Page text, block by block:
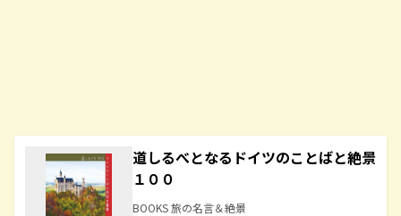
道しるべとなるドイツのことばと絶景
１００
BOOKS 旅の名言＆絶景